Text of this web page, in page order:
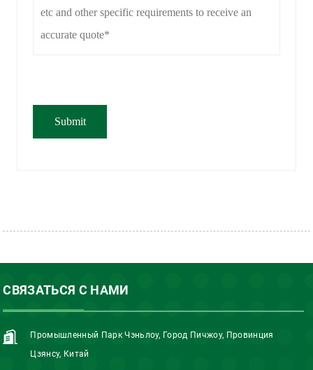
СВЯЗАТЬСЯ С НАМИ
Промышленный Парк Чэньлоу, Город Пичжоу, Провинция
Цзянсу, Китай